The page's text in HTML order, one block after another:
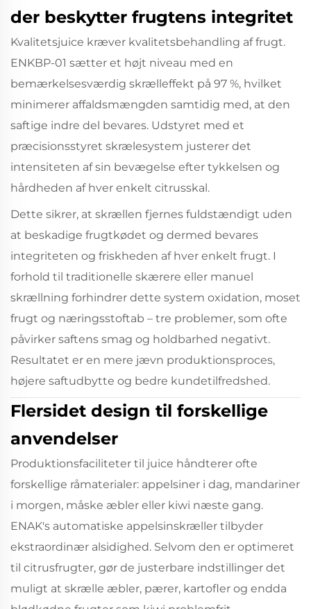
der beskytter frugtens integritet
Kvalitetsjuice kræver kvalitetsbehandling af frugt.
ENKBP-01 sætter et højt niveau med en
bemærkelsesværdig skrælleffekt på 97 %, hvilket
minimerer affaldsmængden samtidig med, at den
saftige indre del bevares. Udstyret med et
præcisionsstyret skrælesystem justerer det
intensiteten af sin bevægelse efter tykkelsen og
hårdheden af hver enkelt citrusskal.
Dette sikrer, at skrællen fjernes fuldstændigt uden
at beskadige frugtkødet og dermed bevares
integriteten og friskheden af hver enkelt frugt. I
forhold til traditionelle skærere eller manuel
skrællning forhindrer dette system oxidation, moset
frugt og næringsstoftab – tre problemer, som ofte
påvirker saftens smag og holdbarhed negativt.
Resultatet er en mere jævn produktionsproces,
højere saftudbytte og bedre kundetilfredshed.
Flersidet design til forskellige
anvendelser
Produktionsfaciliteter til juice håndterer ofte
forskellige råmaterialer: appelsiner i dag, mandariner
i morgen, måske æbler eller kiwi næste gang.
ENAK's automatiske appelsinskræller tilbyder
ekstraordinær alsidighed. Selvom den er optimeret
til citrusfrugter, gør de justerbare indstillinger det
muligt at skrælle æbler, pærer, kartofler og endda